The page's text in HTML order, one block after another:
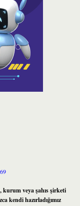
veya şahıs şirketi
kendi hazırladığımız